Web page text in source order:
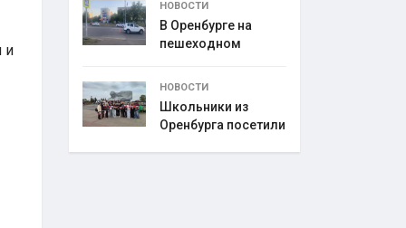
и
НОВОСТИ
В Оренбурге на
пешеходном
НОВОСТИ
Школьники из
Оренбурга посетили